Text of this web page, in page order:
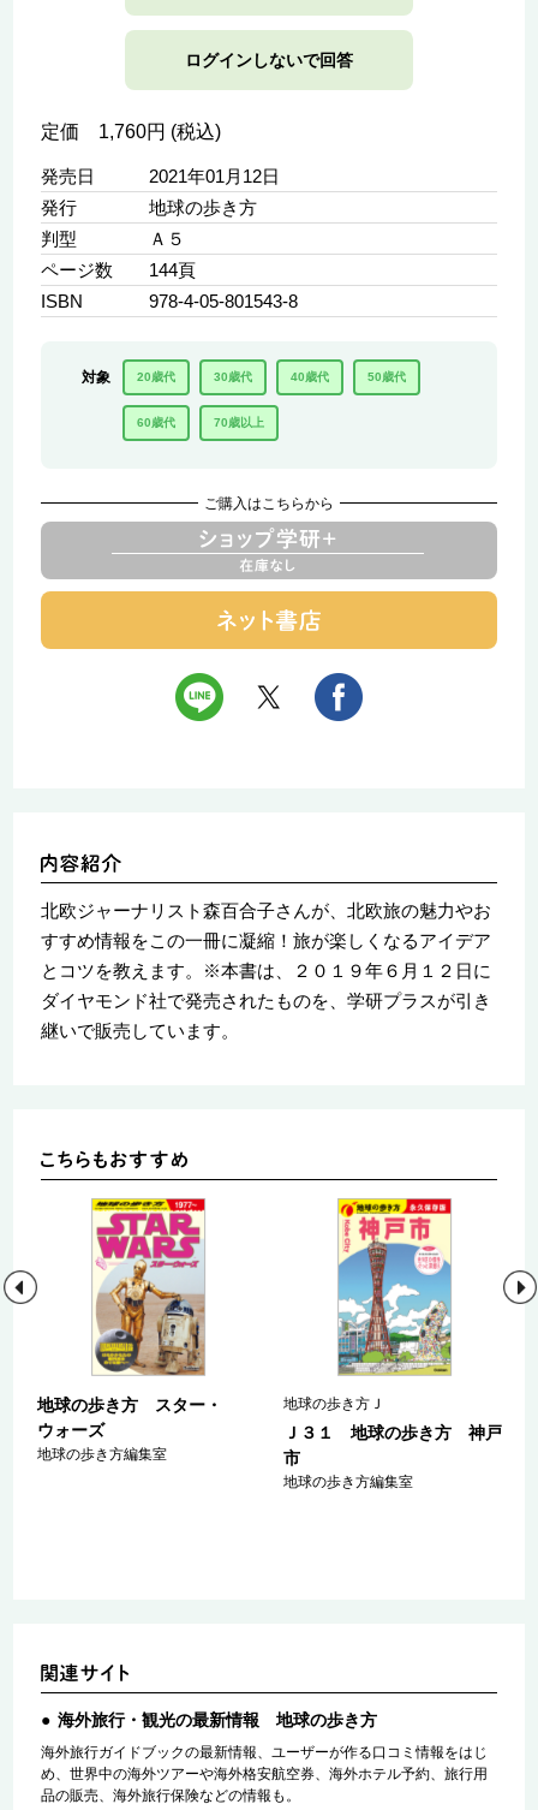
ログインしないで回答
定価 1,760円 (税込)
発売日
2021年01月12日
発行
地球の歩き方
判型
Ａ５
ページ数
144頁
ISBN
978-4-05-801543-8
対象 20歳代 30歳代 40歳代 50歳代
60歳代 70歳以上
ご購入はこちらから
北欧ジャーナリスト森百合子さんが、北欧旅の魅力やお
すすめ情報をこの一冊に凝縮！旅が楽しくなるアイデア
とコツを教えます。※本書は、２０１９年６月１２日に
ダイヤモンド社で発売されたものを、学研プラスが引き
継いで販売しています。
地球の歩き方 スター・
ウォーズ
地球の歩き方編集室
地球の歩き方Ｊ
Ｊ３１ 地球の歩き方 神戸
市
地球の歩き方編集室
海外旅行・観光の最新情報 地球の歩き方
海外旅行ガイドブックの最新情報、ユーザーが作る口コミ情報をはじ
め、世界中の海外ツアーや海外格安航空券、海外ホテル予約、旅行用
品の販売、海外旅行保険などの情報も。